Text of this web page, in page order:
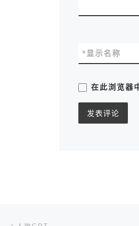
显示名称
*
在此浏览器
文章导航